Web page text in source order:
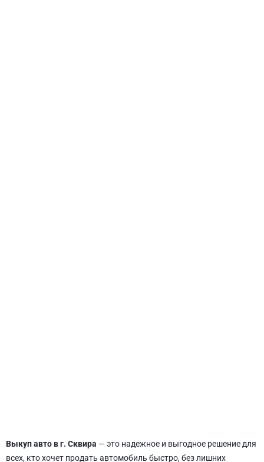
Выкуп авто в г. Сквира — это надежное и выгодное решение для
всех, кто хочет продать автомобиль быстро, без лишних